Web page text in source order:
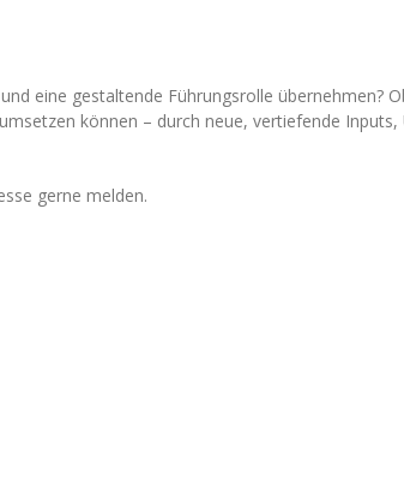
eine gestaltende Führungsrolle übernehmen?
können – durch neue, vertiefende
gerne melden.